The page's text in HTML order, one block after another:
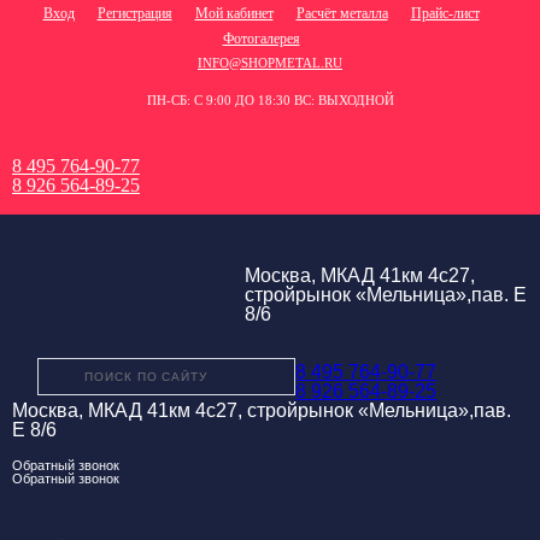
Вход Регистрация Мой кабинет Расчёт металла
Прайс-лист
Фотогалерея
INFO@SHOPMETAL.RU
ПН-СБ: С 9:00 ДО 18:30 ВС: ВЫХОДНОЙ
8 495 764-90-77
8 926 564-89-25
Москва, МКАД 41км 4с27,
стройрынок «Мельница»,пав. Е
8/6
8 495 764-90-77
8 926 564-89-25
Москва, МКАД 41км 4с27, стройрынок «Мельница»,пав.
Е 8/6
Обратный звонок
Обратный звонок